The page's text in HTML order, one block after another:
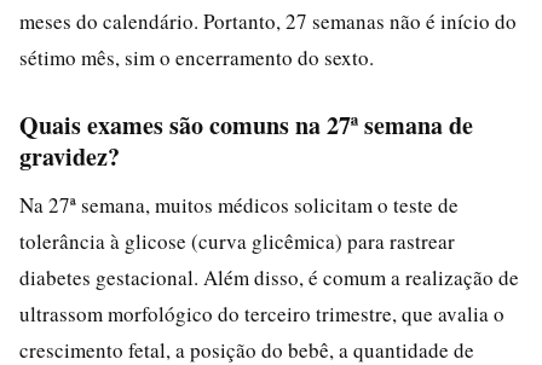
meses do calendário. Portanto, 27 semanas não é início do
sétimo mês, sim o encerramento do sexto.
Quais exames são comuns na 27ª semana de
gravidez?
Na 27ª semana, muitos médicos solicitam o teste de
tolerância à glicose (curva glicêmica) para rastrear
diabetes gestacional. Além disso, é comum a realização de
ultrassom morfológico do terceiro trimestre, que avalia o
crescimento fetal, a posição do bebê, a quantidade de